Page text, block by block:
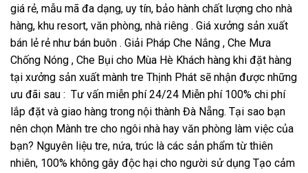
giá rẻ, mẫu mã đa dạng, uy tín, bảo hành chất lượng cho nhà
hàng, khu resort, văn phòng, nhà riêng . Giá xưởng sản xuất
bán lẻ rẻ như bán buôn . Giải Pháp Che Nắng , Che Mưa
Chống Nóng , Che Bụi cho Mùa Hè Khách hàng khi đặt hàng
tại xưởng sản xuất mành tre Thịnh Phát sẽ nhận được những
ưu đãi sau : Tư vấn miễn phí 24/24 Miễn phí 100% chi phí
lắp đặt và giao hàng trong nội thành Đà Nẵng. Tại sao bạn
nên chọn Mành tre cho ngôi nhà hay văn phòng làm việc của
bạn? Nguyên liệu tre, nứa, trúc là các sản phẩm từ thiên
nhiên, 100% không gây độc hại cho người sử dụng Tạo cảm